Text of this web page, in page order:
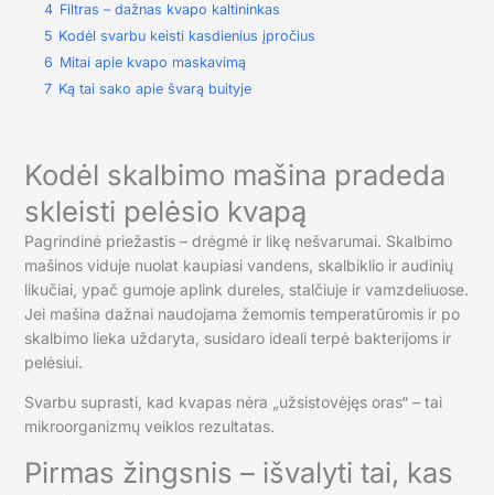
4 Filtras – dažnas kvapo kaltininkas
5 Kodėl svarbu keisti kasdienius įpročius
6 Mitai apie kvapo maskavimą
7 Ką tai sako apie švarą buityje
Kodėl skalbimo mašina pradeda
skleisti pelėsio kvapą
Pagrindinė priežastis – drėgmė ir likę nešvarumai. Skalbimo
mašinos viduje nuolat kaupiasi vandens, skalbiklio ir audinių
likučiai, ypač gumoje aplink dureles, stalčiuje ir vamzdeliuose.
Jei mašina dažnai naudojama žemomis temperatūromis ir po
skalbimo lieka uždaryta, susidaro ideali terpė bakterijoms ir
pelėsiui.
Svarbu suprasti, kad kvapas nėra „užsistovėjęs oras“ – tai
mikroorganizmų veiklos rezultatas.
Pirmas žingsnis – išvalyti tai, kas